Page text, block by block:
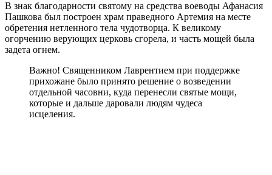
В знак благодарности святому на средства воеводы Афанасия
Пашкова был построен храм праведного Артемия на месте
обретения нетленного тела чудотворца. К великому
огорчению верующих церковь сгорела, и часть мощей была
задета огнем.
Важно! Священником Лаврентием при поддержке
прихожане было принято решение о возведении
отдельной часовни, куда перенесли святые мощи,
которые и дальше даровали людям чудеса
исцеления.